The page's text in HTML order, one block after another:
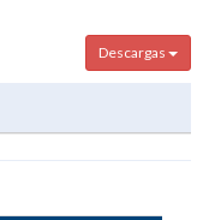
Descargas